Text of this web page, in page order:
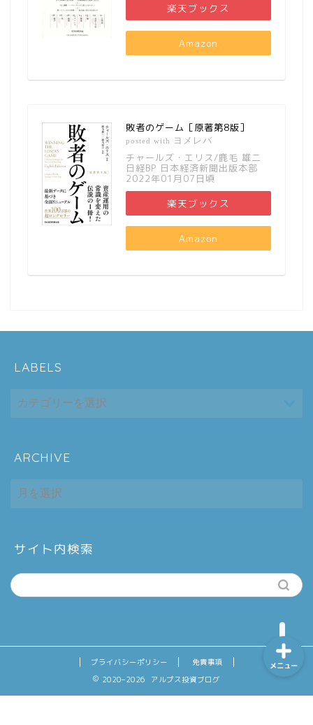
楽天ブックス
Amazon
敗者のゲーム［原著第8版］
posted with ヨメレバ
チャールズ・エリス/鹿毛 雄二
日経BP 日本経済新聞出版本部
2022年01月07日頃
楽天ブックス
Amazon
LABELS
ARCHIVE
ARCHIVE
サイト内検索
プライバシーポリシー
免責事項
2020–2026 アルプス投資ブログ
メニュー